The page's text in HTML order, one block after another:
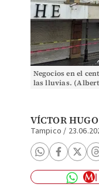
Negocios en el
las lluvias.
VÍCTOR
Tampico /